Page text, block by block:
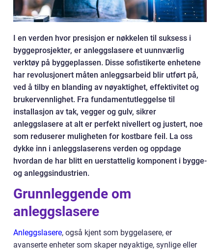
I en verden hvor presisjon er nøkkelen til suksess i
byggeprosjekter, er anleggslasere et uunnværlig
verktøy på byggeplassen. Disse sofistikerte enhetene
har revolusjonert måten anleggsarbeid blir utført på,
ved å tilby en blanding av nøyaktighet, effektivitet og
brukervennlighet. Fra fundamentutleggelse til
installasjon av tak, vegger og gulv, sikrer
anleggslasere at alt er perfekt nivellert og justert, noe
som reduserer muligheten for kostbare feil. La oss
dykke inn i anleggslaserens verden og oppdage
hvordan de har blitt en uerstattelig komponent i bygge-
og anleggsindustrien.
Grunnleggende om
anleggslasere
Anleggslasere, også kjent som byggelasere, er
avanserte enheter som skaper nøyaktige, synlige eller